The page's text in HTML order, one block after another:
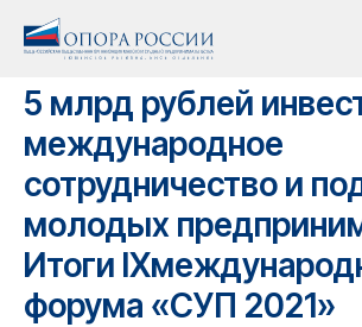
5 млрд рублей
международное
сотрудничество и
молодых
Итоги
форума «СУП 2021»